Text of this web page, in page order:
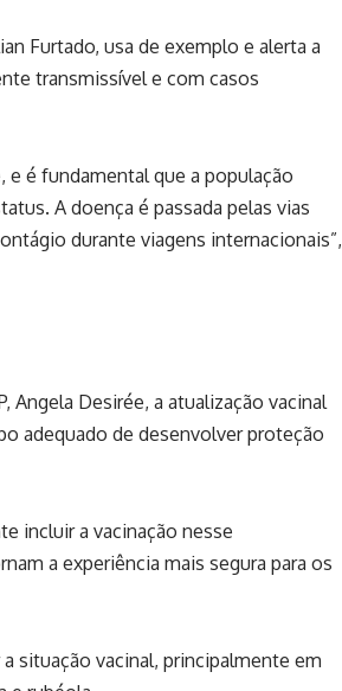
Furtado, usa de exemplo e alerta a
transmissível e com casos
e é fundamental que a população
A doença é passada pelas vias
durante viagens internacionais”,
Angela Desirée, a atualização vacinal
adequado de desenvolver proteção
incluir a vacinação nesse
a experiência mais segura para os
situação vacinal, principalmente em